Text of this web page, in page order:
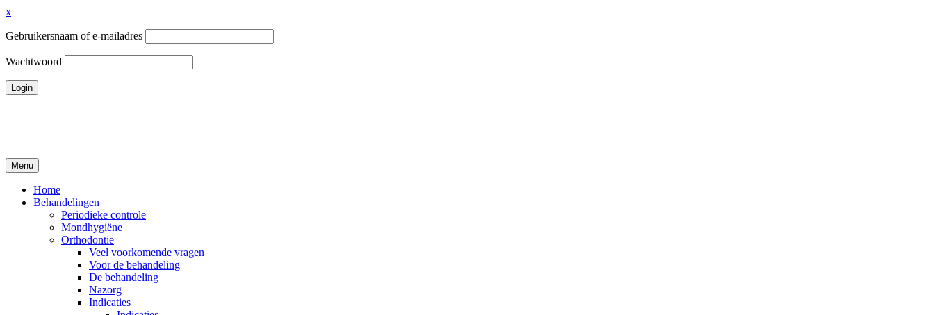
x
Gebruikersnaam of e-mailadres
Wachtwoord
Tandheelkundigcentrum Volendam
Menu
Home
Behandelingen
Periodieke controle
Mondhygiëne
Orthodontie
Veel voorkomende vragen
Voor de behandeling
De behandeling
Nazorg
Indicaties